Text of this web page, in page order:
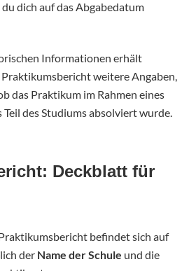
dich auf das Abgabedatum
Informationen erhält
weitere Angaben,
das Praktikum im Rahmen eines
des Studiums absolviert wurde.
Deckblatt für
befindet sich auf
der Name der Schule und die